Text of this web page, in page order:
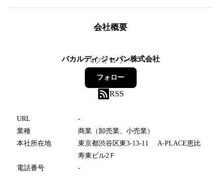
会社概要
バカルディ ジャパン株式会社
4フォロワー
フォロー
RSS
URL
-
業種
商業（卸売業、小売業）
本社所在地
東京都渋谷区東3-13-11 A-PLACE恵比
寿東ビル2Ｆ
電話番号
-